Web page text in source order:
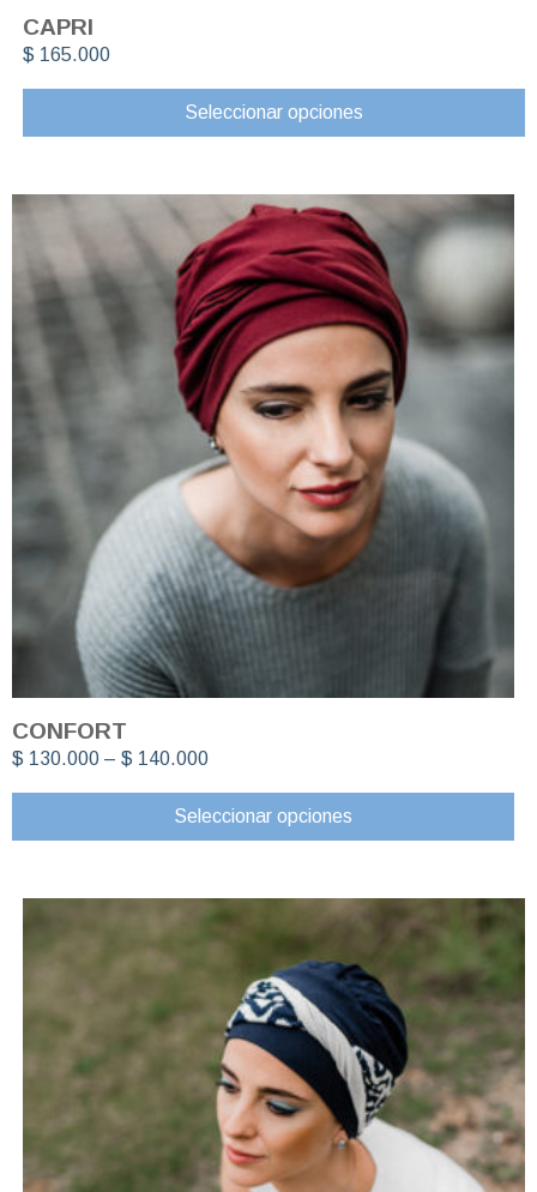
CAPRI
$ 165.000
Seleccionar opciones
CONFORT
$ 130.000 – $ 140.000
Seleccionar opciones